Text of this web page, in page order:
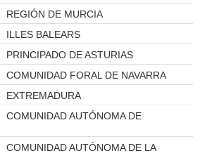
REGIÓN DE MURCIA
ILLES BALEARS
PRINCIPADO DE ASTURIAS
COMUNIDAD FORAL DE NAVARRA
EXTREMADURA
COMUNIDAD AUTÓNOMA DE
COMUNIDAD AUTÓNOMA DE LA